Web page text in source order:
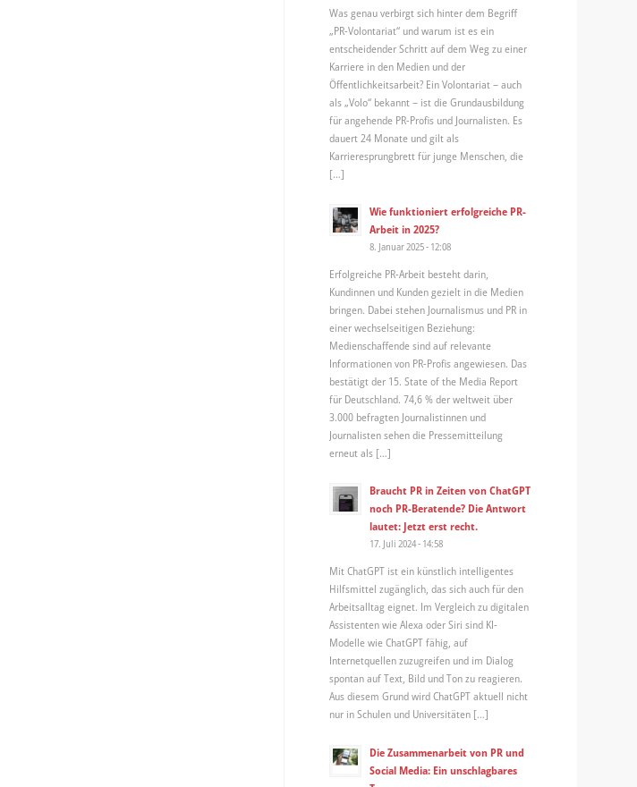
Was genau verbirgt sich hinter dem Begriff
„PR-Volontariat“ und warum ist es ein
entscheidender Schritt auf dem Weg zu einer
Karriere in den Medien und der
Öffentlichkeitsarbeit? Ein Volontariat – auch
als „Volo“ bekannt – ist die Grundausbildung
für angehende PR-Profis und Journalisten. Es
dauert 24 Monate und gilt als
Karrieresprungbrett für junge Menschen, die
[…]
Wie funktioniert erfolgreiche PR-
Arbeit in 2025?
8. Januar 2025 - 12:08
Erfolgreiche PR-Arbeit besteht darin,
Kundinnen und Kunden gezielt in die Medien
bringen. Dabei stehen Journalismus und PR in
einer wechselseitigen Beziehung:
Medienschaffende sind auf relevante
Informationen von PR-Profis angewiesen. Das
bestätigt der 15. State of the Media Report
für Deutschland. 74,6 % der weltweit über
3.000 befragten Journalistinnen und
Journalisten sehen die Pressemitteilung
erneut als […]
Braucht PR in Zeiten von ChatGPT
noch PR-Beratende? Die Antwort
lautet: Jetzt erst recht.
17. Juli 2024 - 14:58
Mit ChatGPT ist ein künstlich intelligentes
Hilfsmittel zugänglich, das sich auch für den
Arbeitsalltag eignet. Im Vergleich zu digitalen
Assistenten wie Alexa oder Siri sind KI-
Modelle wie ChatGPT fähig, auf
Internetquellen zuzugreifen und im Dialog
spontan auf Text, Bild und Ton zu reagieren.
Aus diesem Grund wird ChatGPT aktuell nicht
nur in Schulen und Universitäten […]
Die Zusammenarbeit von PR und
Social Media: Ein unschlagbares